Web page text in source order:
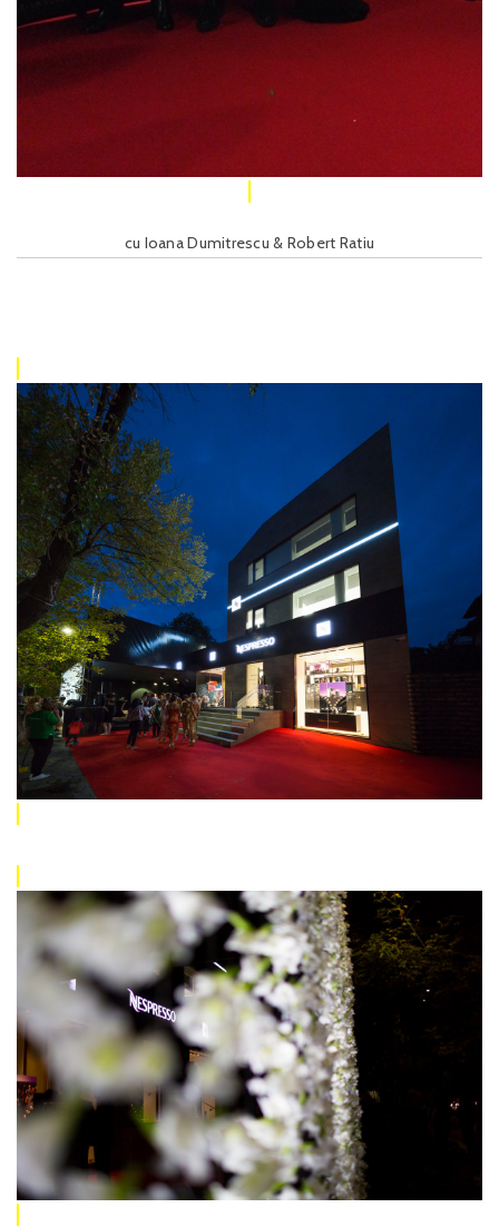
cu Ioana Dumitrescu & Robert Ratiu